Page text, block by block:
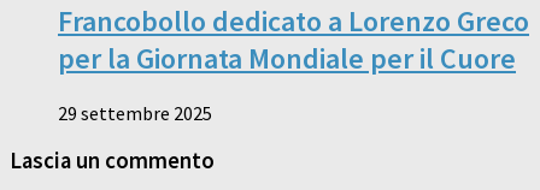
Francobollo dedicato a Lorenzo Greco
per la Giornata Mondiale per il Cuore
29 settembre 2025
Lascia un commento